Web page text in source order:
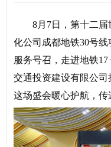
8月7日，第十二
化公司成都地铁30号
服务号召，走进地铁
交通投资建设有限公
这场盛会暖心护航，传